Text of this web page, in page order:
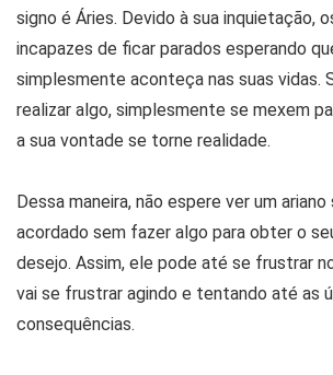
signo é Áries. Devido à sua inquietação,
incapazes de ficar parados esperando
simplesmente aconteça nas suas vidas.
realizar algo, simplesmente se mexem
a sua vontade se torne realidade.
Dessa maneira, não espere ver um ariano
acordado sem fazer algo para obter o
desejo. Assim, ele pode até se frustrar
vai se frustrar agindo e tentando até as
consequências.